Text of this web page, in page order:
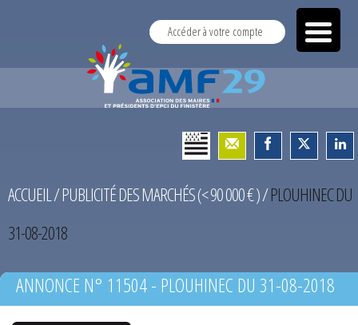
Accéder à votre compte
ACCUEIL/PUBLICITÉ DES MARCHÉS (< 90 000 € )/PLOUHINEC DU
31-08-2018
ANNONCE N° 11504 - PLOUHINEC DU 31-08-2018